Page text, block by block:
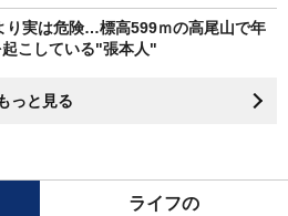
り実は危険…標高599ｍの高尾山で年
こしている"張本人"
っと見る
ライフの